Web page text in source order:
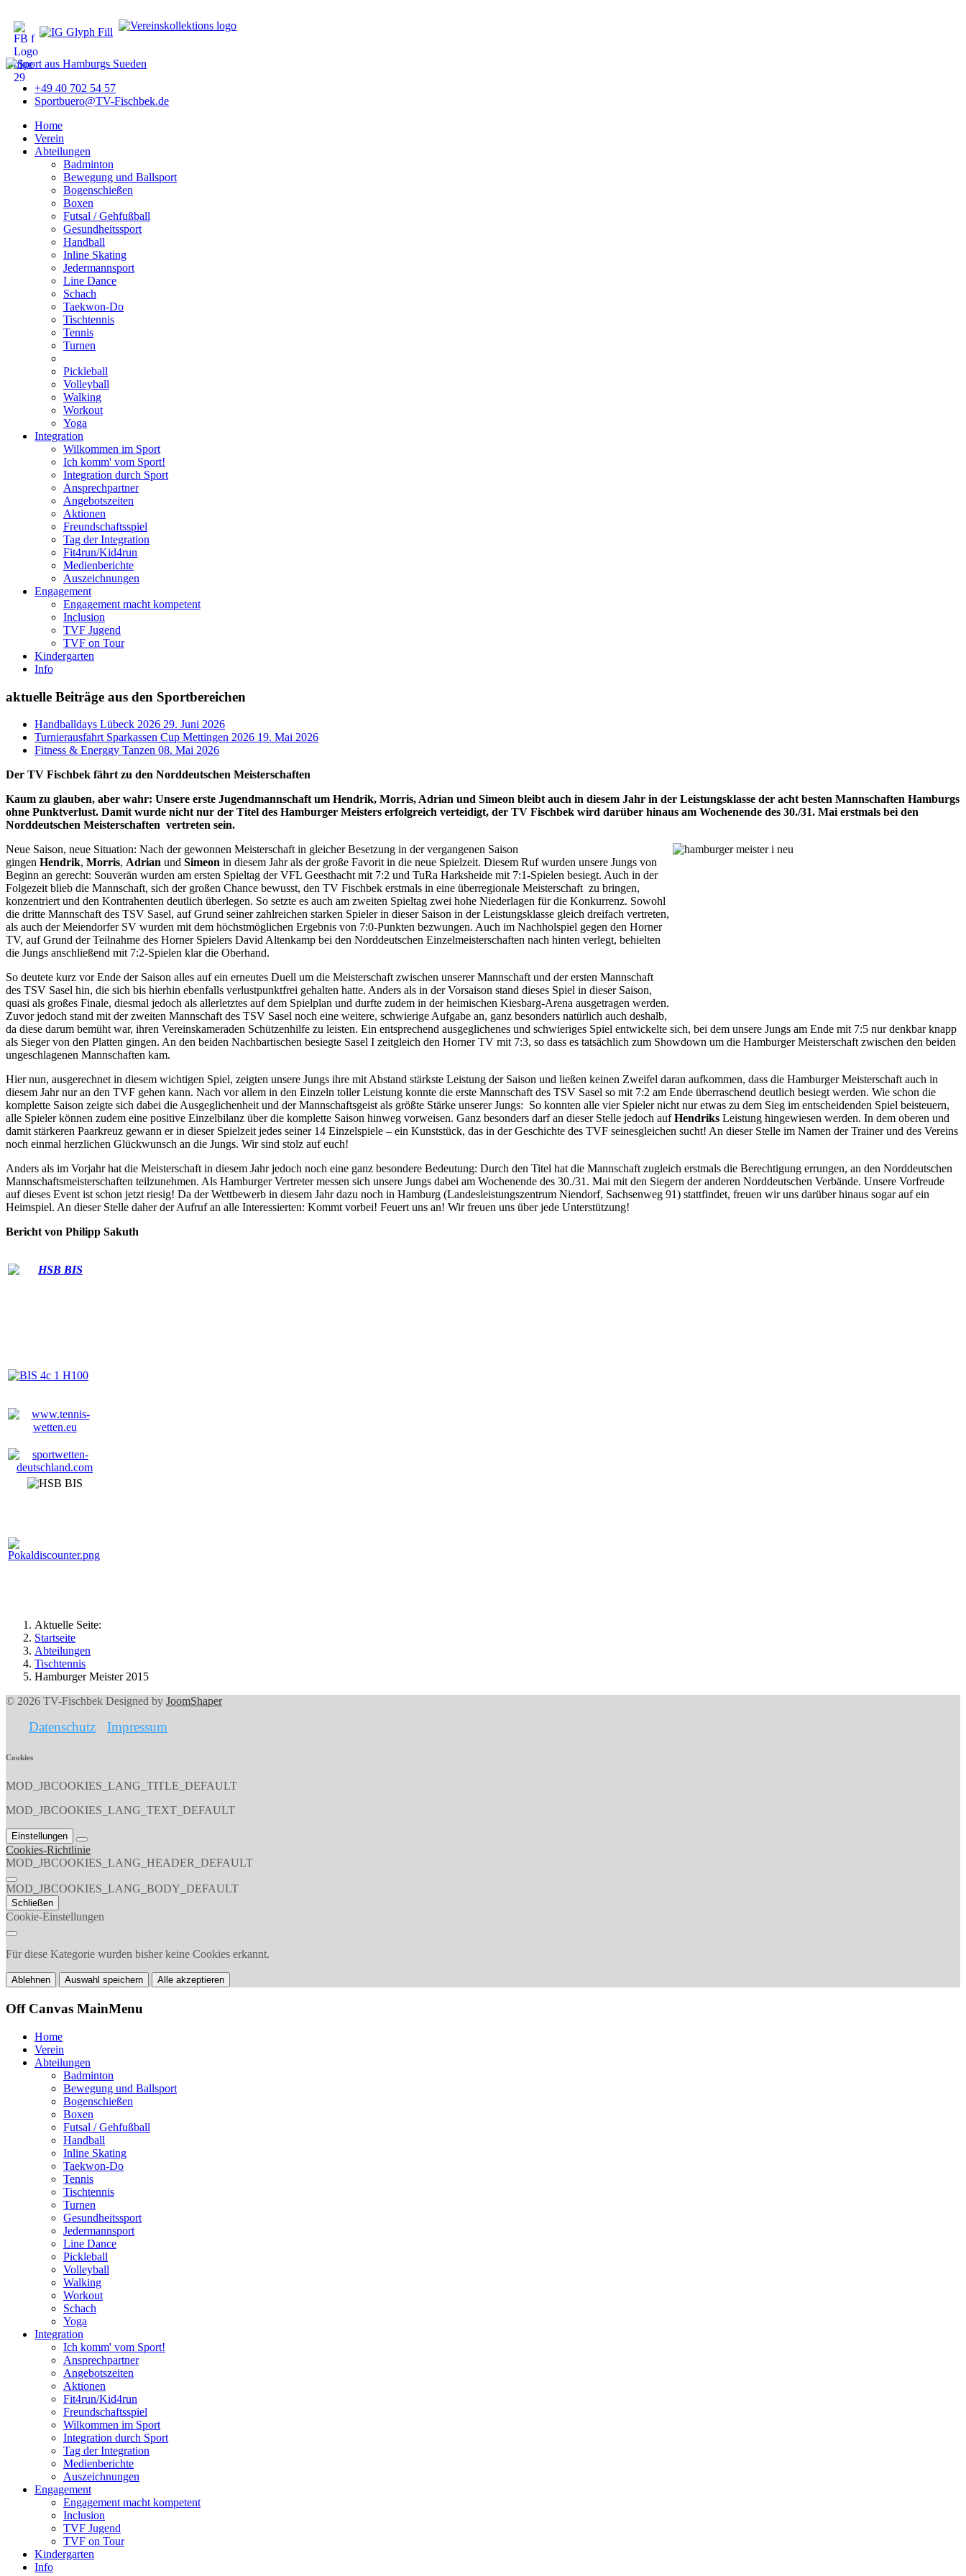
+49 40 702 54 57
Sportbuero@TV-Fischbek.de
Home
Verein
Abteilungen
Badminton
Bewegung und Ballsport
Bogenschießen
Boxen
Futsal / Gehfußball
Gesundheitssport
Handball
Inline Skating
Jedermannsport
Line Dance
Schach
Taekwon-Do
Tischtennis
Tennis
Turnen
Pickleball
Volleyball
Walking
Workout
Yoga
Integration
Wilkommen im Sport
Ich komm' vom Sport!
Integration durch Sport
Ansprechpartner
Angebotszeiten
Aktionen
Freundschaftsspiel
Tag der Integration
Fit4run/Kid4run
Medienberichte
Auszeichnungen
Engagement
Engagement macht kompetent
Inclusion
TVF Jugend
TVF on Tour
Kindergarten
Info
aktuelle Beiträge aus den Sportbereichen
Handballdays Lübeck 2026 29. Juni 2026
Turnierausfahrt Sparkassen Cup Mettingen 2026 19. Mai 2026
Fitness & Energgy Tanzen 08. Mai 2026
Der TV Fischbek fährt zu den Norddeutschen Meisterschaften
Kaum zu glauben, aber wahr: Unsere erste Jugendmannschaft um Hendrik, Morris, Adrian und Simeon bleibt auch in diesem Jahr in der Leistungsklasse der acht besten Mannschaften Hamburgs
ohne Punktverlust. Damit wurde nicht nur der Titel des Hamburger Meisters erfolgreich verteidigt, der TV Fischbek wird darüber hinaus am Wochenende des 30./31. Mai erstmals bei den
Norddeutschen Meisterschaften vertreten sein.
Neue Saison, neue Situation: Nach der gewonnen Meisterschaft in gleicher Besetzung in der vergangenen Saison
gingen Hendrik, Morris, Adrian und Simeon in diesem Jahr als der große Favorit in die neue Spielzeit. Diesem Ruf wurden unsere Jungs von
Beginn an gerecht: Souverän wurden am ersten Spieltag der VFL Geesthacht mit 7:2 und TuRa Harksheide mit 7:1-Spielen besiegt. Auch in der
Folgezeit blieb die Mannschaft, sich der großen Chance bewusst, den TV Fischbek erstmals in eine überregionale Meisterschaft zu bringen,
konzentriert und den Kontrahenten deutlich überlegen. So setzte es auch am zweiten Spieltag zwei hohe Niederlagen für die Konkurrenz. Sowohl
die dritte Mannschaft des TSV Sasel, auf Grund seiner zahlreichen starken Spieler in dieser Saison in der Leistungsklasse gleich dreifach vertreten,
als auch der Meiendorfer SV wurden mit dem höchstmöglichen Ergebnis von 7:0-Punkten bezwungen. Auch im Nachholspiel gegen den Horner
TV, auf Grund der Teilnahme des Horner Spielers David Altenkamp bei den Norddeutschen Einzelmeisterschaften nach hinten verlegt, behielten
die Jungs anschließend mit 7:2-Spielen klar die Oberhand.
So deutete kurz vor Ende der Saison alles auf ein erneutes Duell um die Meisterschaft zwischen unserer Mannschaft und der ersten Mannschaft
des TSV Sasel hin, die sich bis hierhin ebenfalls verlustpunktfrei gehalten hatte. Anders als in der Vorsaison stand dieses Spiel in dieser Saison,
quasi als großes Finale, diesmal jedoch als allerletztes auf dem Spielplan und durfte zudem in der heimischen Kiesbarg-Arena ausgetragen werden.
Zuvor jedoch stand mit der zweiten Mannschaft des TSV Sasel noch eine weitere, schwierige Aufgabe an, ganz besonders natürlich auch deshalb,
da diese darum bemüht war, ihren Vereinskameraden Schützenhilfe zu leisten. Ein entsprechend ausgeglichenes und schwieriges Spiel entwickelte sich, bei dem unsere Jungs am Ende mit 7:5 nur denkbar knapp
als Sieger von den Platten gingen. An den beiden Nachbartischen besiegte Sasel I zeitgleich den Horner TV mit 7:3, so dass es tatsächlich zum Showdown um die Hamburger Meisterschaft zwischen den beiden
ungeschlagenen Mannschaften kam.
Hier nun, ausgerechnet in diesem wichtigen Spiel, zeigten unsere Jungs ihre mit Abstand stärkste Leistung der Saison und ließen keinen Zweifel daran aufkommen, dass die Hamburger Meisterschaft auch in
diesem Jahr nur an den TVF gehen kann. Nach vor allem in den Einzeln toller Leistung konnte die erste Mannschaft des TSV Sasel so mit 7:2 am Ende überraschend deutlich besiegt werden. Wie schon die
komplette Saison zeigte sich dabei die Ausgeglichenheit und der Mannschaftsgeist als größte Stärke unserer Jungs: So konnten alle vier Spieler nicht nur etwas zu dem Sieg im entscheidenden Spiel beisteuern,
alle Spieler können zudem eine positive Einzelbilanz über die komplette Saison hinweg vorweisen. Ganz besonders darf an dieser Stelle jedoch aufHendriks Leistung hingewiesen werden. In dem oberen und
damit stärkeren Paarkreuz gewann er in dieser Spielzeit jedes seiner 14 Einzelspiele – ein Kunststück, das in der Geschichte des TVF seinesgleichen sucht! An dieser Stelle im Namen der Trainer und des Vereins
noch einmal herzlichen Glückwunsch an die Jungs. Wir sind stolz auf euch!
Anders als im Vorjahr hat die Meisterschaft in diesem Jahr jedoch noch eine ganz besondere Bedeutung: Durch den Titel hat die Mannschaft zugleich erstmals die Berechtigung errungen, an den Norddeutschen
Mannschaftsmeisterschaften teilzunehmen. Als Hamburger Vertreter messen sich unsere Jungs dabei am Wochenende des 30./31. Mai mit den Siegern der anderen Norddeutschen Verbände. Unsere Vorfreude
auf dieses Event ist schon jetzt riesig! Da der Wettbewerb in diesem Jahr dazu noch in Hamburg (Landesleistungszentrum Niendorf, Sachsenweg 91) stattfindet, freuen wir uns darüber hinaus sogar auf ein
Heimspiel. An dieser Stelle daher der Aufruf an alle Interessierten: Kommt vorbei! Feuert uns an! Wir freuen uns über jede Unterstützung!
Bericht von Philipp Sakuth
Aktuelle Seite:
Startseite
Abteilungen
Tischtennis
Hamburger Meister 2015
© 2026 TV-Fischbek Designed by JoomShaper
Datenschutz Impressum
Cookies
MOD_JBCOOKIES_LANG_TITLE_DEFAULT
MOD_JBCOOKIES_LANG_TEXT_DEFAULT
Einstellungen
Cookies-Richtlinie
MOD_JBCOOKIES_LANG_HEADER_DEFAULT
MOD_JBCOOKIES_LANG_BODY_DEFAULT
Schließen
Cookie-Einstellungen
Für diese Kategorie wurden bisher keine Cookies erkannt.
Ablehnen Auswahl speichern Alle akzeptieren
Off Canvas MainMenu
Home
Verein
Abteilungen
Badminton
Bewegung und Ballsport
Bogenschießen
Boxen
Futsal / Gehfußball
Handball
Inline Skating
Taekwon-Do
Tennis
Tischtennis
Turnen
Gesundheitssport
Jedermannsport
Line Dance
Pickleball
Volleyball
Walking
Workout
Schach
Yoga
Integration
Ich komm' vom Sport!
Ansprechpartner
Angebotszeiten
Aktionen
Fit4run/Kid4run
Freundschaftsspiel
Wilkommen im Sport
Integration durch Sport
Tag der Integration
Medienberichte
Auszeichnungen
Engagement
Engagement macht kompetent
Inclusion
TVF Jugend
TVF on Tour
Kindergarten
Info